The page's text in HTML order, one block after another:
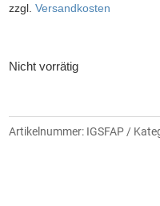
zzgl. Versandkosten
Nicht vorrätig
Artikelnummer: IGSFAP